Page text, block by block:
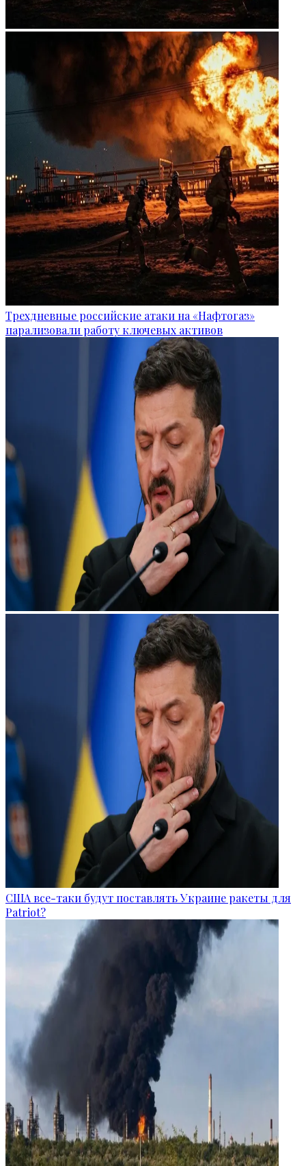
Трехдневные российские атаки на «Нафтогаз»
парализовали работу ключевых активов
США все-таки будут поставлять Украине ракеты для
Patriot?